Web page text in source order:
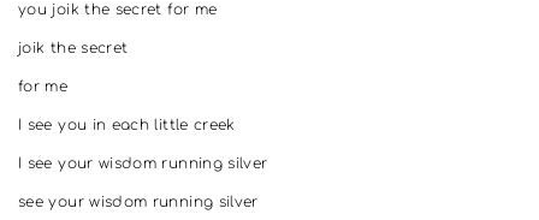
you joik the secret for me
joik the secret
for me
I see you in each little creek
I see your wisdom running silver
see your wisdom running silver